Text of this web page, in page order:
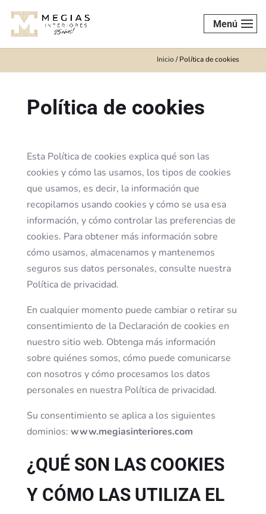
Menú
Inicio/Política de cookies
Política de cookies
Esta Política de cookies explica qué son las
cookies y cómo las usamos, los tipos de cookies
que usamos, es decir, la información que
recopilamos usando cookies y cómo se usa esa
información, y cómo controlar las preferencias de
cookies. Para obtener más información sobre
cómo usamos, almacenamos y mantenemos
seguros sus datos personales, consulte nuestra
Política de privacidad.
En cualquier momento puede cambiar o retirar su
consentimiento de la Declaración de cookies en
nuestro sitio web. Obtenga más información
sobre quiénes somos, cómo puede comunicarse
con nosotros y cómo procesamos los datos
personales en nuestra Política de privacidad.
Su consentimiento se aplica a los siguientes
dominios: www.megiasinteriores.com
¿QUÉ SON LAS COOKIES
Y CÓMO LAS UTILIZA EL